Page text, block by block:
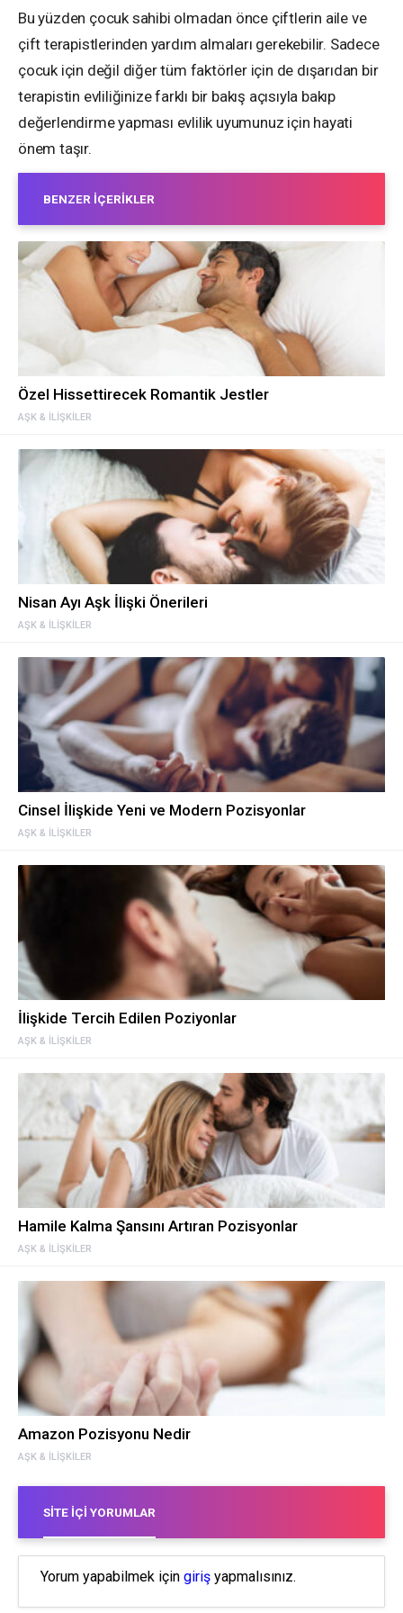
Bu yüzden çocuk sahibi olmadan önce çiftlerin aile ve
çift terapistlerinden yardım almaları gerekebilir. Sadece
çocuk için değil diğer tüm faktörler için de dışarıdan bir
terapistin evliliğinize farklı bir bakış açısıyla bakıp
değerlendirme yapması evlilik uyumunuz için hayati
önem taşır.
BENZER İÇERIKLER
AŞK & İLIŞKILER
Özel Hissettirecek Romantik Jestler
AŞK & İLIŞKILER
Nisan Ayı Aşk İlişki Önerileri
AŞK & İLIŞKILER
Cinsel İlişkide Yeni ve Modern Pozisyonlar
AŞK & İLIŞKILER
İlişkide Tercih Edilen Poziyonlar
AŞK & İLIŞKILER
Hamile Kalma Şansını Artıran Pozisyonlar
AŞK & İLIŞKILER
Amazon Pozisyonu Nedir
SITE İÇI YORUMLAR
Yorum yapabilmek için giriş yapmalısınız.